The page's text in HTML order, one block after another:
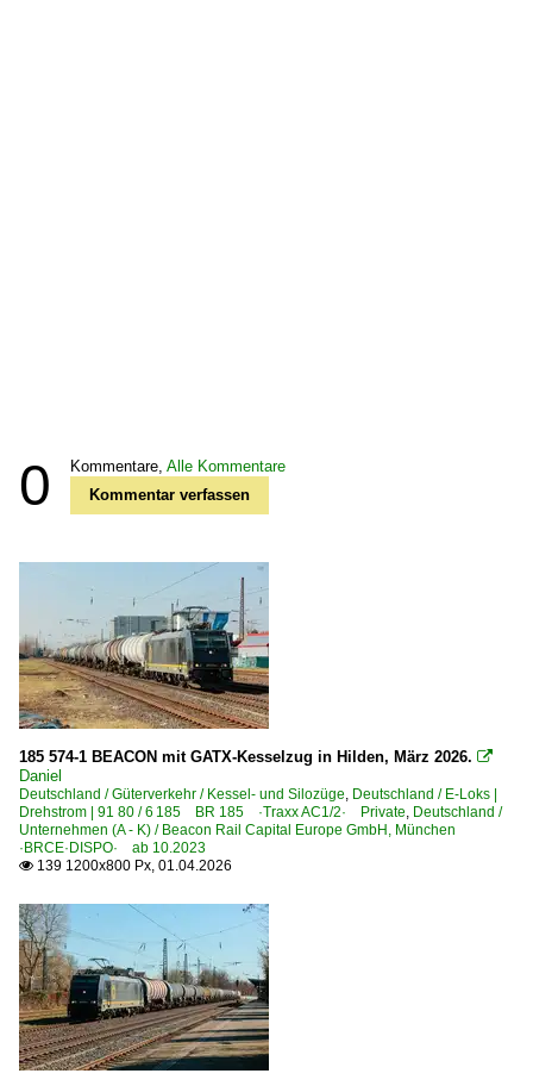
0 Kommentare, Alle Kommentare
Kommentar verfassen
185 574-1 BEACON mit GATX-Kesselzug in Hilden, März 2026. 
Daniel
Deutschland / Güterverkehr / Kessel- und Silozüge Deutschland / E-Loks |
Drehstrom | 91 80 / 6 185 BR 185 ·Traxx AC1/2· Private Deutschland /
Unternehmen (A - K) / Beacon Rail Capital Europe GmbH, München
·BRCE·DISPO· ab 10.2023
 139 1200x800 Px, 01.04.2026